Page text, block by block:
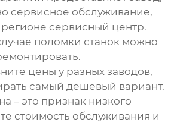
сервисное обслуживание,
сервисный центр.
поломки станок можно
цены у разных заводов,
самый дешевый вариант.
– это признак низкого
стоимость обслуживания и